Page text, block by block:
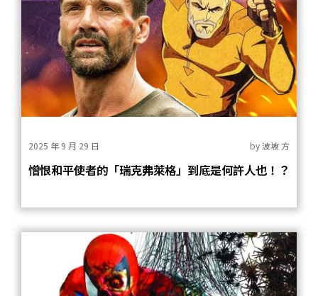
2025 年 9 月 29 日 by波坡 方
憎恨和平使者的「瑞克弗萊格」到底是何許人也！？